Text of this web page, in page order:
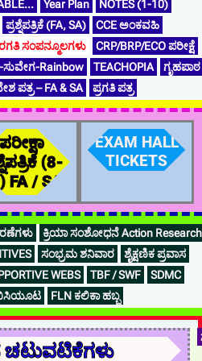
Year Plan
NOTES (1-10)
ಪ್ರಶ್ನೆಪತ್ರಿಕೆ (FA, SA)
CCE ಅಂಕವಹಿ
ಸಂಪನ್ಮೂಲಗಳು
CRP/BRP/ECO ಪರೀಕ್ಷೆ
Rainbow TEACHOPIA
ಗೃಹಪಾಠ
ಪತ್ರ – FA & SA
ಪ್ರಗತಿ ಪತ್ರ
ಪರೀಕ್ಷಾ
(8-
FA / SA
EXAM HALL
TICKETS
ಕ್ರಿಯಾ ಸಂಶೋಧನೆ Action Research
ಸಂಭ್ರಮ ಶನಿವಾರ
ಶೈಕ್ಷಣಿಕ ಪ್ರವಾಸ
WEBS TBF / SWF
SDMC
ಬಿಸಿಯೂಟ
FLN ಕಲಿಕಾ ಹಬ್ಬ
ಚಟುವಟಿಕೆಗಳು